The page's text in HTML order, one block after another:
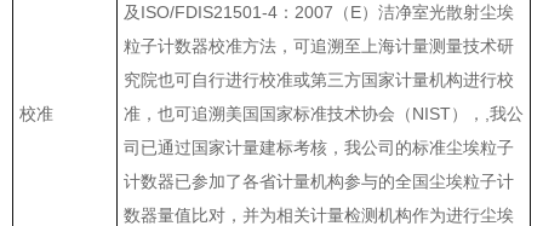
校准
及ISO/FDIS21501-4：2007（E）洁净室光散射尘埃
粒子计数器校准方法，可追溯至上海计量测量技术研
究院也可自行进行校准或第三方国家计量机构进行校
准，也可追溯美国国家标准技术协会（NIST），,我公
司已通过国家计量建标考核，我公司的标准尘埃粒子
计数器已参加了各省计量机构参与的全国尘埃粒子计
数器量值比对，并为相关计量检测机构作为进行尘埃